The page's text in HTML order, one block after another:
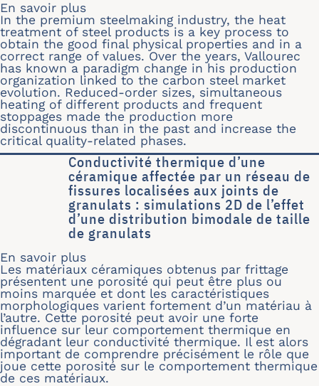
En savoir plus
In the premium steelmaking industry, the heat
treatment of steel products is a key process to
obtain the good final physical properties and in a
correct range of values. Over the years, Vallourec
has known a paradigm change in his production
organization linked to the carbon steel market
evolution. Reduced-order sizes, simultaneous
heating of different products and frequent
stoppages made the production more
discontinuous than in the past and increase the
critical quality-related phases.
Conductivité thermique d’une
céramique affectée par un réseau de
fissures localisées aux joints de
granulats : simulations 2D de l’effet
d’une distribution bimodale de taille
de granulats
En savoir plus
Les matériaux céramiques obtenus par frittage
présentent une porosité qui peut être plus ou
moins marquée et dont les caractéristiques
morphologiques varient fortement d’un matériau à
l’autre. Cette porosité peut avoir une forte
influence sur leur comportement thermique en
dégradant leur conductivité thermique. Il est alors
important de comprendre précisément le rôle que
joue cette porosité sur le comportement thermique
de ces matériaux.